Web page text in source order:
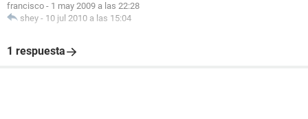
francisco - 1 may 2009 a las 22:28
shey - 10 jul 2010 a las 15:04
1 respuesta